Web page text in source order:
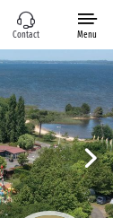
Contact Menu